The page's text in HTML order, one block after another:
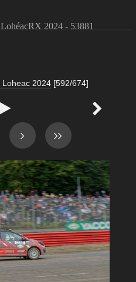
2024 - 53881
Loheac 2024 [592/674]
 